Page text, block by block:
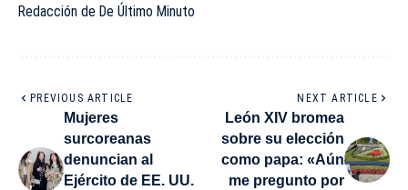
Redacción de De Último Minuto
PREVIOUS ARTICLE
Mujeres
surcoreanas
denuncian al
Ejército de EE. UU.
NEXT ARTICLE
León XIV bromea
sobre su elección
como papa: «Aún
me pregunto por